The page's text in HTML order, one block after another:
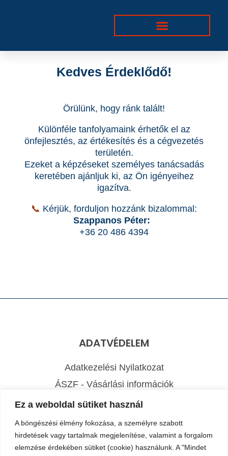
Ez a weboldal sütiket használ
A böngészési élmény fokozása, a személyre szabott
hirdetések vagy tartalmak megjelenítése, valamint a forgalom
elemzése érdekében sütiket (cookie) használunk. A "Mindet
Kedves Érdeklődő!
Örülünk, hogy ránk talált!
Különféle tanfolyamaink érhetők el az
önfejlesztés, az értékesítés és a cégvezetés
területén.
Ezeket a képzéseket személyes tanácsadás
keretében ajánljuk ki, az Ön igényeihez
igazítva.
📞 Kérjük, forduljon hozzánk bizalommal:
Szappanos Péter:
+36 20 486 4394
ADATVÉDELEM
Adatkezelési Nyilatkozat
ÁSZF - Vásárlási információk
Elállás a szerződéstől
ELÉRHETŐSÉGEINK
+36 20 377 6314